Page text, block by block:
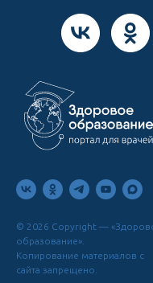
© 2026 Copyright —
образование».
Копирование материалов с
сайта запрещено.